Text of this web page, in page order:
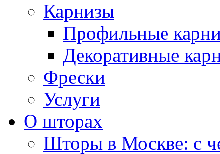
Карнизы
Профильные
Декоративные
Фрески
Услуги
О шторах
Шторы в Москве: с